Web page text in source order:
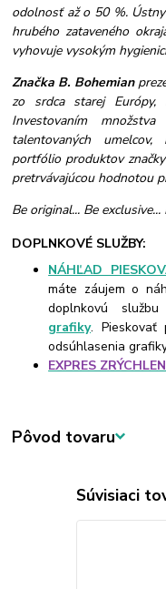
odolnosť až o 50 %.
hrubého zataveného
vyhovuje vysokým
Značka B. Bohemian
zo srdca starej Európy,
Investovaním
talentovaných
portfólio produktov
pretrvávajúcou hodnotou
Be original... Be
DOPLNKOVÉ SLUŽBY:
NÁHĽAD
máte záujem o
doplnkovú
grafiky. Pieskovať
odsúhlasenia
EXPRES
Pôvod tovaru
Súvisiaci